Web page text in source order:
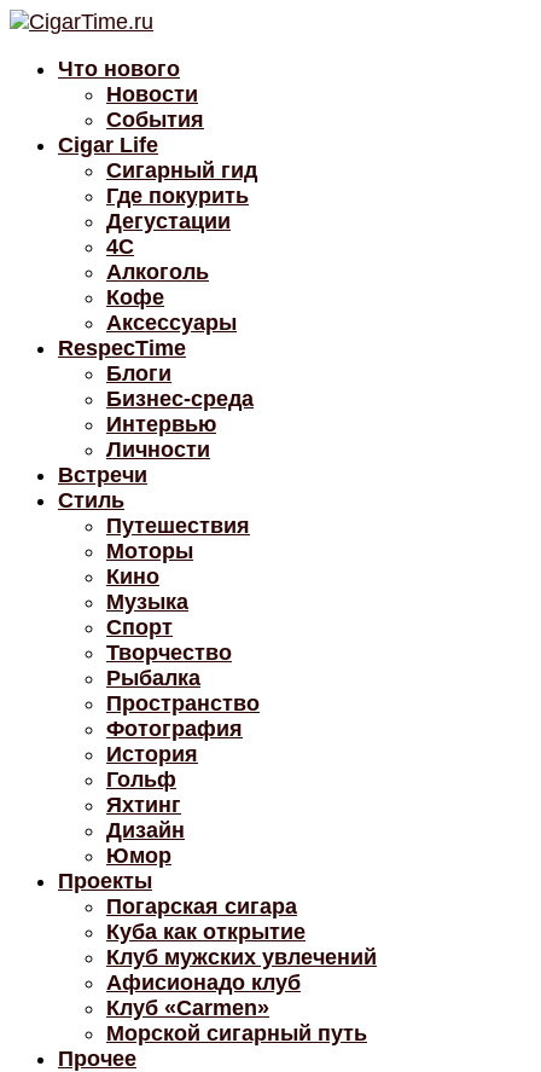
Что нового
Новости
События
Cigar Life
Сигарный гид
Где покурить
Дегустации
4C
Алкоголь
Кофе
Аксессуары
RespecTime
Блоги
Бизнес-среда
Интервью
Личности
Встречи
Стиль
Путешествия
Моторы
Кино
Музыка
Спорт
Творчество
Рыбалка
Пространство
Фотография
История
Гольф
Яхтинг
Дизайн
Юмор
Проекты
Погарская сигара
Куба как открытие
Клуб мужских увлечений
Афисионадо клуб
Клуб «Carmen»
Морской сигарный путь
Прочее